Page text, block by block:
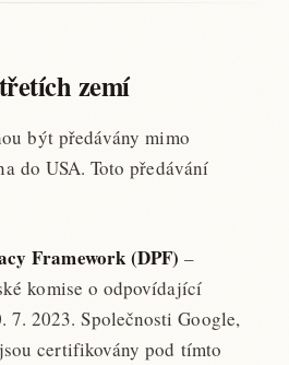
zemí
být předávány mimo
do USA. Toto předávání
Framework (DPF) –
komise o odpovídající
7. 2023. Společnosti Google,
certifikovány pod tímto